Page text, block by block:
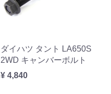
ダイハツ タント LA650S
2WD キャンバーボルト
¥ 4,840